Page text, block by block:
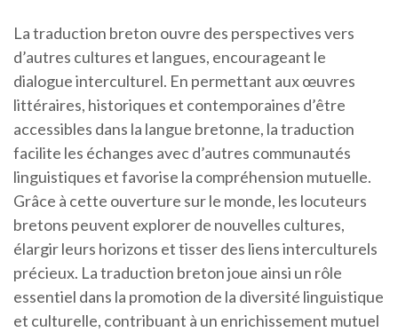
La traduction breton ouvre des perspectives vers
d’autres cultures et langues, encourageant le
dialogue interculturel. En permettant aux œuvres
littéraires, historiques et contemporaines d’être
accessibles dans la langue bretonne, la traduction
facilite les échanges avec d’autres communautés
linguistiques et favorise la compréhension mutuelle.
Grâce à cette ouverture sur le monde, les locuteurs
bretons peuvent explorer de nouvelles cultures,
élargir leurs horizons et tisser des liens interculturels
précieux. La traduction breton joue ainsi un rôle
essentiel dans la promotion de la diversité linguistique
et culturelle, contribuant à un enrichissement mutuel